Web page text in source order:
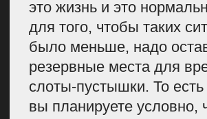
всего бывает, что соглашаются
многие, а в процессе выяснится,
что кто-то слишком занят или,
наоборот, уехал в отпуск. Из-за
этого вы не можете выпустить
статью. Сидеть и ждать
эксперта — ошибка. Поэтому
всегда закладывайте несколько